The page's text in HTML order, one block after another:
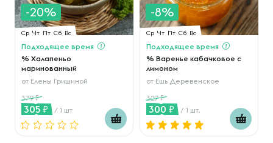
-20%
Ср Чт Пт Сб Вс
Подходящее время
% Халапеньо
маринованный
от Елены Гришиной
379
305 / 1 шт
-8%
Ср Чт Пт Сб Вс
Подходящее время
% Варенье кабачковое с
лимоном
от Ешь Деревенское
327
300 / 1 шт.